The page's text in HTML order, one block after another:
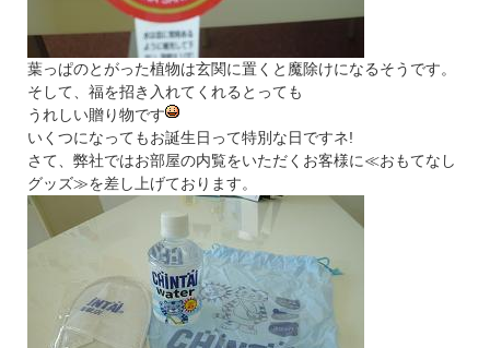
葉っぱのとがった植物は玄関に置くと魔除けになるそうです。
そして、福を招き入れてくれるとっても
うれしい贈り物です
いくつになってもお誕生日って特別な日ですネ!
さて、弊社ではお部屋の内覧をいただくお客様に≪おもてなし
グッズ≫を差し上げております。